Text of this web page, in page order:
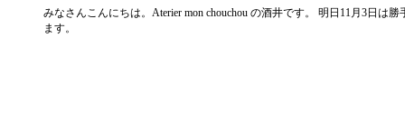
みなさんこんにちは。Aterier mon chouchou の酒井です。 明日11月3日
ます。